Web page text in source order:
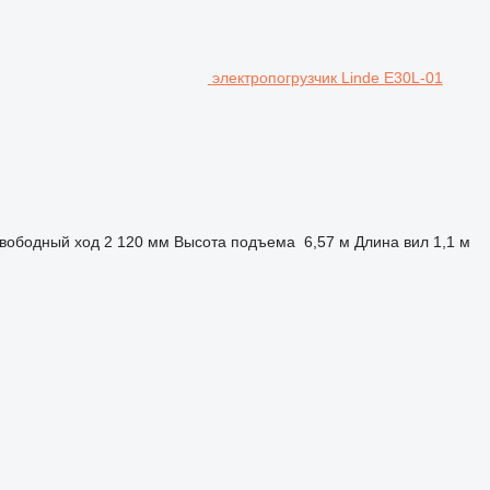
электропогрузчик Linde E30L-01
ход 2 120 мм Высота подъема 6,57 м Длина вил 1,1 м